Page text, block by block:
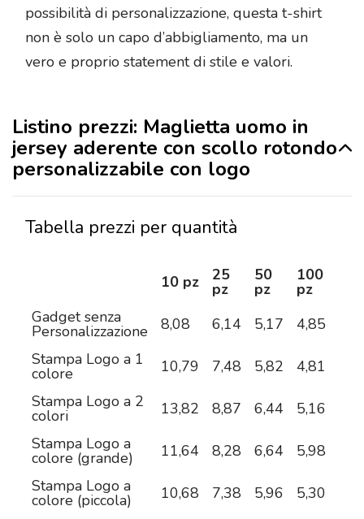
possibilità di personalizzazione, questa t-shirt
non è solo un capo d’abbigliamento, ma un
vero e proprio statement di stile e valori.
Listino prezzi: Maglietta uomo in
jersey aderente con scollo rotondo
personalizzabile con logo
Tabella prezzi per quantità
10 pz 25
pz
50
pz
100
pz
Gadget senza
Personalizzazione 8,08 6,14 5,17 4,85
Stampa Logo a 1
colore 10,79 7,48 5,82 4,81
Stampa Logo a 2
colori 13,82 8,87 6,44 5,16
Stampa Logo a
colore (grande) 11,64 8,28 6,64 5,98
Stampa Logo a
colore (piccola) 10,68 7,38 5,96 5,30